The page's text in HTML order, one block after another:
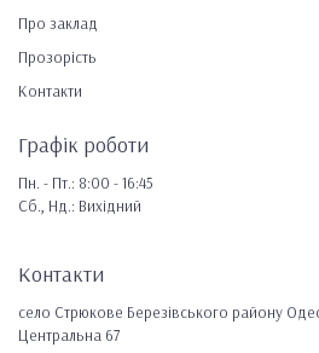
Про заклад
Прозорість
Контакти
Графік роботи
Пн. - Пт.: 8:00 - 16:45
Сб., Нд.: Вихідний
Контакти
село Стрюкове Березівського району
Центральна 67